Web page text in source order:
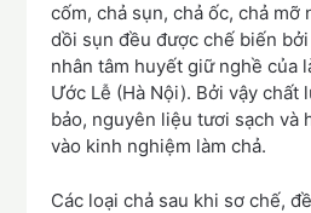
cốm, chả sụn, chả ốc, chả mỡ
dồi sụn đều được chế biến
nhân tâm huyết giữ nghề của
Ước Lễ (Hà Nội). Bởi vậy chất
bảo, nguyên liệu tươi sạch và
vào kinh nghiệm làm chả.
Các loại chả sau khi sơ chế,